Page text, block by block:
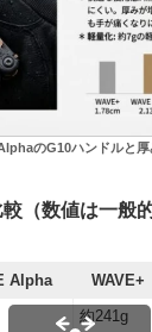
のG10ハンドルと
（数値は一般
Alpha WAVE+
約241g